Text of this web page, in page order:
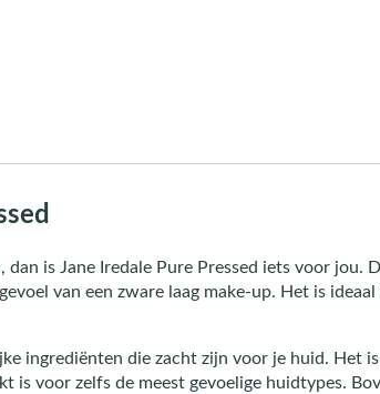
is Jane Iredale Pure Pressed iets voor jou.
van een zware laag make-up. Het is
ingrediënten die zacht zijn voor je huid. Het
voor zelfs de meest gevoelige huidtypes.